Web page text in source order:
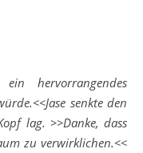
hervorrangendes
senkte den
lag. >>Danke, dass
zu verwirklichen.<<